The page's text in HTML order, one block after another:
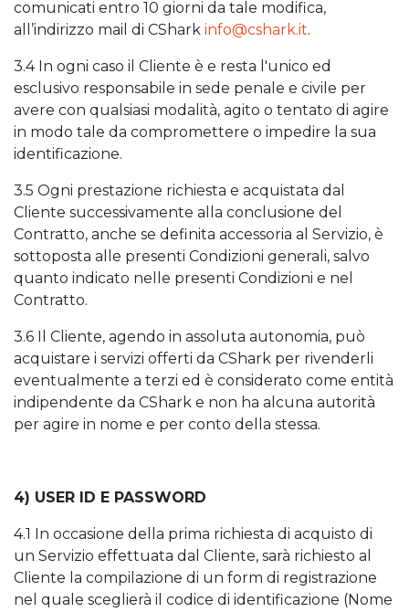
comunicati entro 10 giorni da tale modifica,
all’indirizzo mail di CShark info@cshark.it.
3.4 In ogni caso il Cliente è e resta l'unico ed
esclusivo responsabile in sede penale e civile per
avere con qualsiasi modalità, agito o tentato di agire
in modo tale da compromettere o impedire la sua
identificazione.
3.5 Ogni prestazione richiesta e acquistata dal
Cliente successivamente alla conclusione del
Contratto, anche se definita accessoria al Servizio, è
sottoposta alle presenti Condizioni generali, salvo
quanto indicato nelle presenti Condizioni e nel
Contratto.
3.6 Il Cliente, agendo in assoluta autonomia, può
acquistare i servizi offerti da CShark per rivenderli
eventualmente a terzi ed è considerato come entità
indipendente da CShark e non ha alcuna autorità
per agire in nome e per conto della stessa.
4) USER ID E PASSWORD
4.1 In occasione della prima richiesta di acquisto di
un Servizio effettuata dal Cliente, sarà richiesto al
Cliente la compilazione di un form di registrazione
nel quale sceglierà il codice di identificazione (Nome